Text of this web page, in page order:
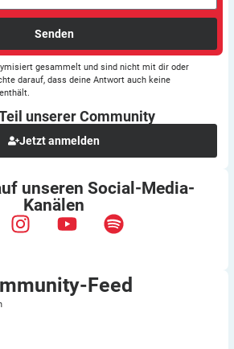
Senden
gesammelt und sind nicht mit dir oder
darauf, dass deine Antwort auch keine
unsererCommunity
Jetzt anmelden
unseren Social-Media-
Kanälen
Feed